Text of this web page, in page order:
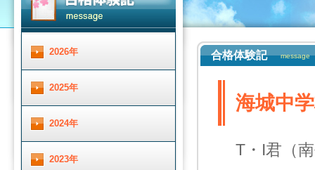
合格体験記 message
海城中
T・I君（
2026年
2025年
2024年
2023年